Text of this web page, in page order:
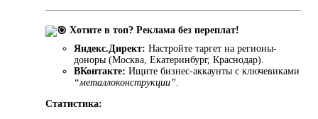
Хотите в топ? Реклама без переплат!
Яндекс.Директ: Настройте таргет на регионы-
доноры (Москва, Екатеринбург, Краснодар).
ВКонтакте: Ищите бизнес-аккаунты с ключевиками
“металлоконструкции”.
Статистика: